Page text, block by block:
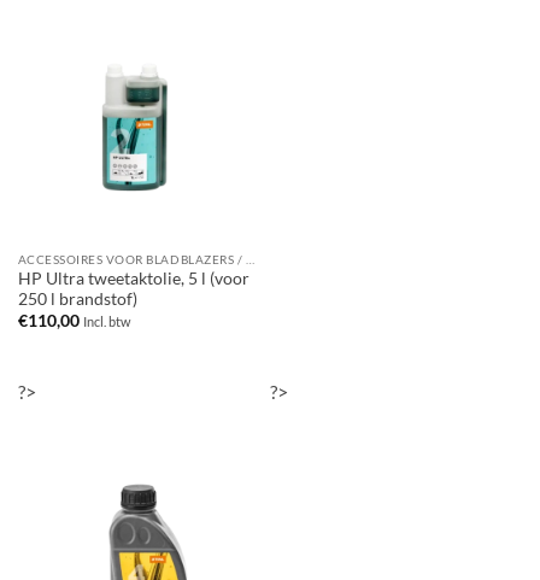
HP Ultra tweetaktolie, 5 l (voor
250 l brandstof)
€110,00 Incl. btw
?> ?>